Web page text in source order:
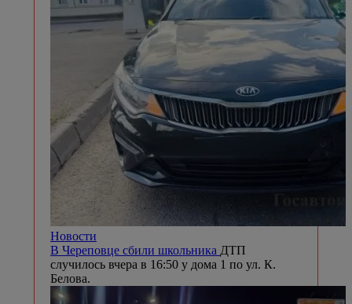
Новости
В Череповце сбили школьника ДТП
случилось вчера в 16:50 у дома 1 по ул. К.
Белова.